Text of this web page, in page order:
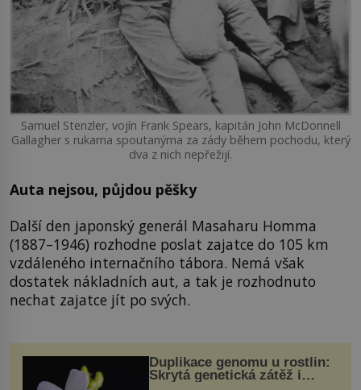
Samuel Stenzler, vojín Frank Spears, kapitán John McDonnell
Gallagher s rukama spoutanýma za zády během pochodu, který
dva z nich nepřežijí.
Auta nejsou, půjdou pěšky
Další den japonský generál Masaharu Homma
(1887–1946) rozhodne poslat zajatce do 105 km
vzdáleného internačního tábora. Nemá však
dostatek nákladních aut, a tak je rozhodnuto
nechat zajatce jít po svých.
Duplikace genomu u rostlin:
Skrytá genetická zátěž i